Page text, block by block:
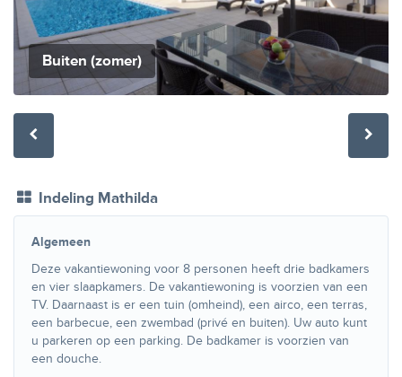
Buiten (zomer)
Indeling Mathilda
Algemeen
Deze vakantiewoning voor 8 personen heeft drie badkamers
en vier slaapkamers. De vakantiewoning is voorzien van een
TV. Daarnaast is er een tuin (omheind), een airco, een terras,
een barbecue, een zwembad (privé en buiten). Uw auto kunt
u parkeren op een parking. De badkamer is voorzien van
een douche.